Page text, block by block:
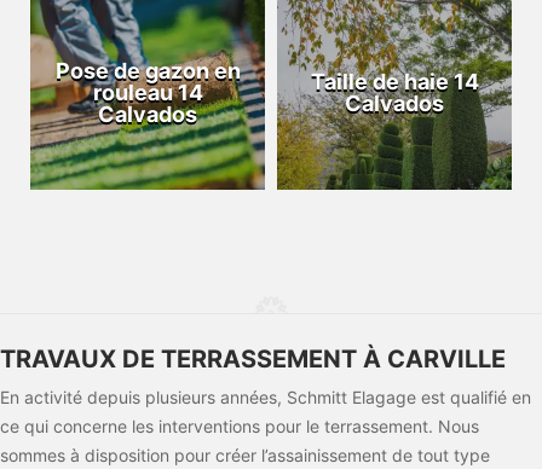
Pose de gazon en
rouleau 14
Calvados
Taille de haie 14
Calvados
TRAVAUX DE TERRASSEMENT À CARVILLE
En activité depuis plusieurs années, Schmitt Elagage est qualifié en
ce qui concerne les interventions pour le terrassement. Nous
sommes à disposition pour créer l’assainissement de tout type